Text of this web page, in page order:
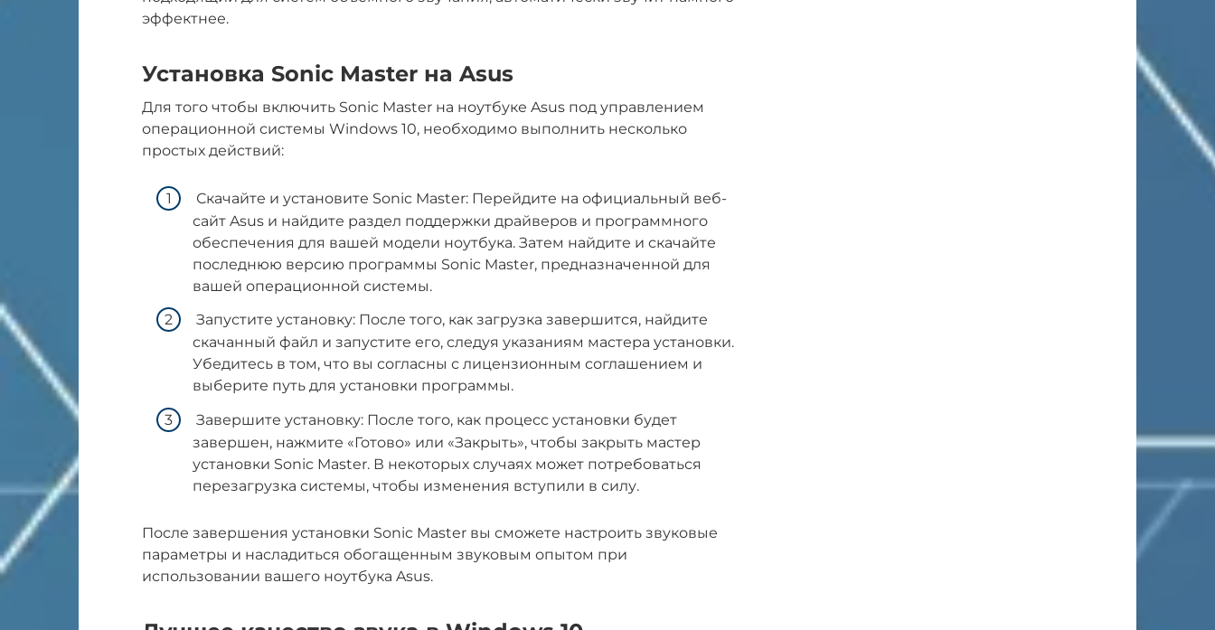
эффектнее.
Установка Sonic Master на Asus
Для того чтобы включить Sonic Master на ноутбуке Asus под управлением
операционной системы Windows 10, необходимо выполнить несколько
простых действий:
Скачайте и установите Sonic Master: Перейдите на официальный веб-
сайт Asus и найдите раздел поддержки драйверов и программного
обеспечения для вашей модели ноутбука. Затем найдите и скачайте
последнюю версию программы Sonic Master, предназначенной для
вашей операционной системы.
Запустите установку: После того, как загрузка завершится, найдите
скачанный файл и запустите его, следуя указаниям мастера установки.
Убедитесь в том, что вы согласны с лицензионным соглашением и
выберите путь для установки программы.
Завершите установку: После того, как процесс установки будет
завершен, нажмите «Готово» или «Закрыть», чтобы закрыть мастер
установки Sonic Master. В некоторых случаях может потребоваться
перезагрузка системы, чтобы изменения вступили в силу.
После завершения установки Sonic Master вы сможете настроить звуковые
параметры и насладиться обогащенным звуковым опытом при
использовании вашего ноутбука Asus.